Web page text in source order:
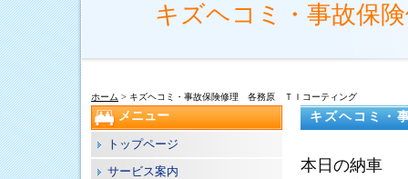
キズヘコミ・事故保
ホーム > キズヘコミ・事故保険修理 各務原 ＴＩコーティング
キズヘコミ・
本日の納車
メニュー
トップページ
サービス案内